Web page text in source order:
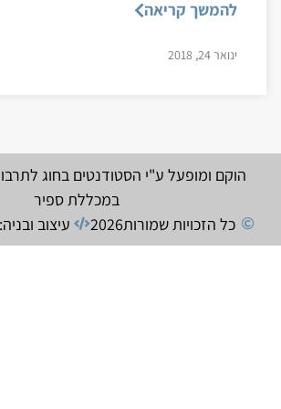
להמשך קריאה
ינואר 24, 2018
הוקם ומופעל ע"י הסטודנטים בחוג
במכללת ספיר
כל הזכויות שמורות2026 עיצוב ובניה: secretchord.io